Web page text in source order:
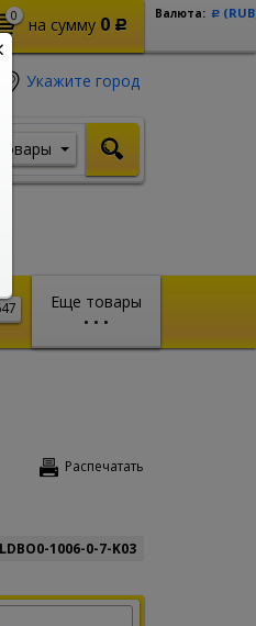
0 на сумму 0 Р
Валюта: Р
Укажите город
Товары
Еще товары
• • •
Распечатать
LDBO0-1006-0-7-K03